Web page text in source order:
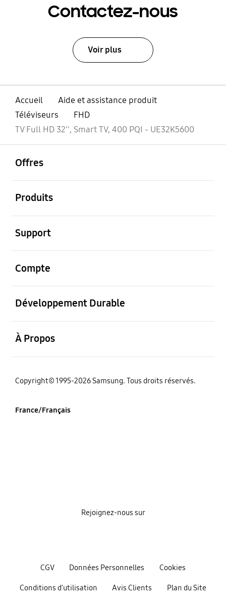
Contactez-nous
Voir plus
Accueil
Aide et assistance produit
Téléviseurs
FHD
TV Full HD 32'', Smart TV, 400 PQI - UE32K5600
Offres
Produits
Support
Compte
Développement Durable
À Propos
‌Copyright© 1995-2026 Samsung. Tous droits réservés.
France/Français
CGV Données Personnelles Cookies
Conditions d'utilisation Avis Clients Plan du Site
Rejoignez-nous sur